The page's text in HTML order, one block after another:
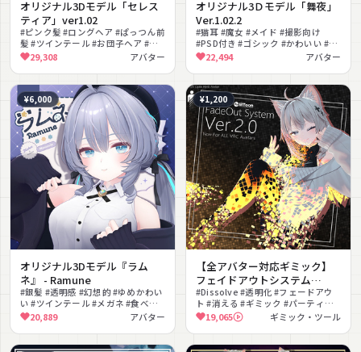
オリジナル3Dモデル「セレス
ティア」ver1.02
#ピンク髪 #ロングヘア #ぱっつん前
髪 #ツインテール #お団子ヘア #フ
ァンタジー #上品 #エレガント #ヘ
イロー #VRM対応
29,308 アバター
オリジナル3Ｄモデル「舞夜」
Ver.1.02.2
#猫耳 #魔女 #メイド #撮影向け
#PSD付き #ゴシック #かわいい #ハ
ロウィン
22,494 アバター
¥6,000
オリジナル3Dモデル『ラム
ネ』 - Ramune
#銀髪 #透明感 #幻想的 #ゆめかわい
い #ツインテール #メガネ #食べる
ギミック #リップシンク #MA対応
#lilToon対応
20,889 アバター
¥1,200
【全アバター対応ギミック】
フェイドアウトシステム
Ver.2.0 FadeOut System for
LilToon（Modular Avatar対
応）
#Dissolve #透明化 #フェードアウ
ト #消える #ギミック #パーティク
ル #変身ギミック #演出 #発光
19,065 ギミック・ツール